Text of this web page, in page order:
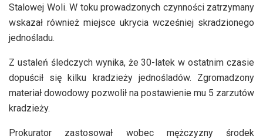
Stalowej Woli. W toku prowadzonych czynności zatrzymany
wskazał również miejsce ukrycia wcześniej skradzionego
jednośladu.
Z ustaleń śledczych wynika, że 30-latek w ostatnim czasie
dopuścił się kilku kradzieży jednośladów. Zgromadzony
materiał dowodowy pozwolił na postawienie mu 5 zarzutów
kradzieży.
Prokurator zastosował wobec mężczyzny środek